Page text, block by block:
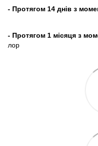
- Протягом 14 днів з
- Протягом 1 місяця з
лор